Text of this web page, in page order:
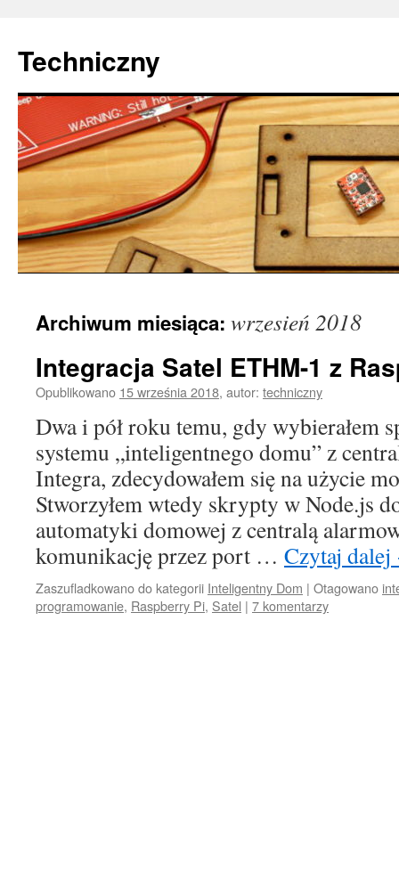
Techniczny
do
treści
Archiwum miesiąca: wrzesień 2018
Integracja Satel ETHM-1 z
Opublikowano 15 września 2018, autor: techniczny
Dwa i pół roku temu, gdy wybierałem
systemu „inteligentnego domu” z
Integra, zdecydowałem się na użycie
Stworzyłem wtedy skrypty w Node.js
automatyki domowej z centralą
komunikację przez port … Czytaj dalej
Zaszufladkowano do kategorii Inteligentny Dom | Otagowano
programowanie, Raspberry Pi, Satel | 7 komentarzy